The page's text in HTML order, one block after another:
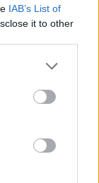
IAB’s List of
it to other
4χρονου